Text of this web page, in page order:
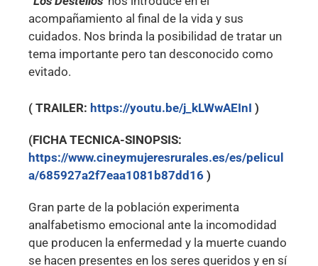
acompañamiento al final de la vida y sus
cuidados. Nos brinda la posibilidad de tratar un
tema importante pero tan desconocido como
evitado.
( TRAILER: https://youtu.be/j_kLWwAEInI )
(FICHA TECNICA-SINOPSIS:
https://www.cineymujeresrurales.es/es/pelicul
a/685927a2f7eaa1081b87dd16 )
Gran parte de la población experimenta
analfabetismo emocional ante la incomodidad
que producen la enfermedad y la muerte cuando
se hacen presentes en los seres queridos y en sí